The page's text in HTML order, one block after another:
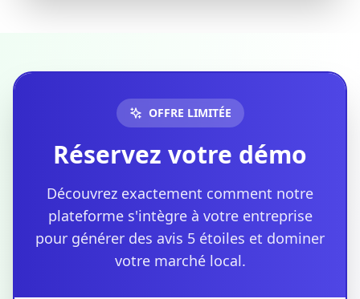
OFFRE LIMITÉE
Réservez votre démo
Découvrez exactement comment notre
plateforme s'intègre à votre entreprise
pour générer des avis 5 étoiles et dominer
votre marché local.